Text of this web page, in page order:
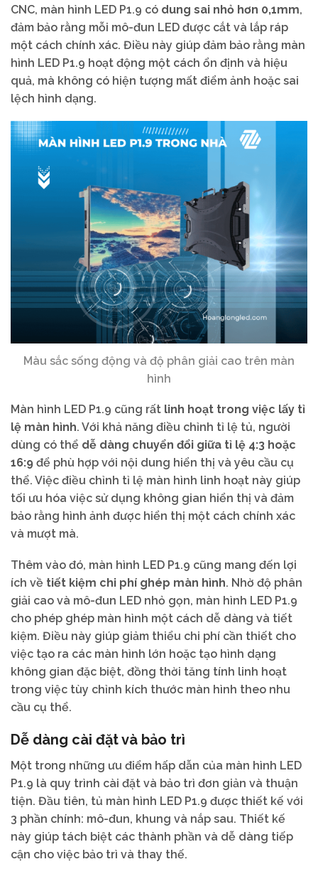
CNC, màn hình LED P1.9 có dung sai nhỏ hơn 0,1mm,
đảm bảo rằng mỗi mô-đun LED được cắt và lắp ráp
một cách chính xác. Điều này giúp đảm bảo rằng màn
hình LED P1.9 hoạt động một cách ổn định và hiệu
quả, mà không có hiện tượng mất điểm ảnh hoặc sai
lệch hình dạng.
Màu sắc sống động và độ phân giải cao trên màn
hình
Màn hình LED P1.9 cũng rất linh hoạt trong việc lấy tỉ
lệ màn hình. Với khả năng điều chỉnh tỉ lệ tủ, người
dùng có thể dễ dàng chuyển đổi giữa tỉ lệ 4:3 hoặc
16:9 để phù hợp với nội dung hiển thị và yêu cầu cụ
thể. Việc điều chỉnh tỉ lệ màn hình linh hoạt này giúp
tối ưu hóa việc sử dụng không gian hiển thị và đảm
bảo rằng hình ảnh được hiển thị một cách chính xác
và mượt mà.
Thêm vào đó, màn hình LED P1.9 cũng mang đến lợi
ích về tiết kiệm chi phí ghép màn hình. Nhờ độ phân
giải cao và mô-đun LED nhỏ gọn, màn hình LED P1.9
cho phép ghép màn hình một cách dễ dàng và tiết
kiệm. Điều này giúp giảm thiểu chi phí cần thiết cho
việc tạo ra các màn hình lớn hoặc tạo hình dạng
không gian đặc biệt, đồng thời tăng tính linh hoạt
trong việc tùy chỉnh kích thước màn hình theo nhu
cầu cụ thể.
Dễ dàng cài đặt và bảo trì
Một trong những ưu điểm hấp dẫn của màn hình LED
P1.9 là quy trình cài đặt và bảo trì đơn giản và thuận
tiện. Đầu tiên, tủ màn hình LED P1.9 được thiết kế với
3 phần chính: mô-đun, khung và nắp sau. Thiết kế
này giúp tách biệt các thành phần và dễ dàng tiếp
cận cho việc bảo trì và thay thế.